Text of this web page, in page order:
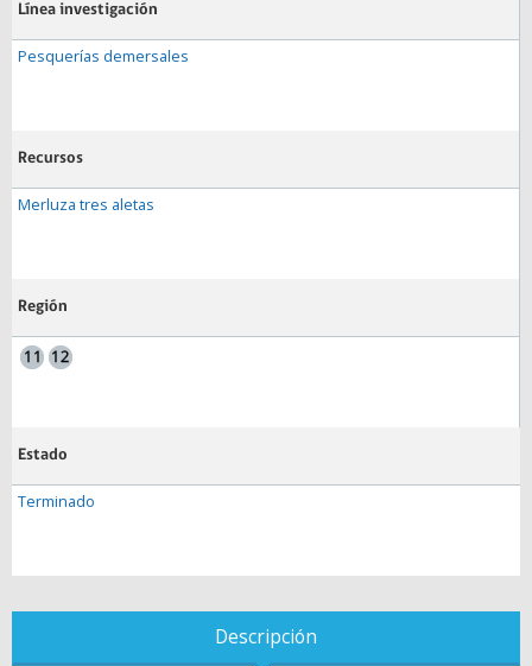
Línea investigación
Pesquerías demersales
Recursos
Merluza tres aletas
Región
Estado
Terminado
Descripción